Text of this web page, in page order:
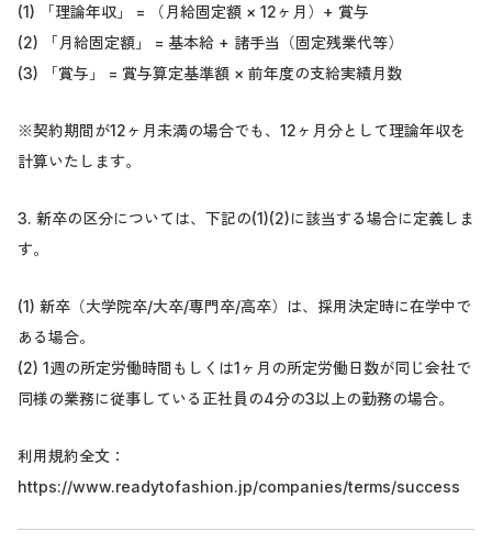
(1) 「理論年収」 = （月給固定額 × 12ヶ月）+ 賞与
(2) 「月給固定額」 = 基本給 + 諸手当（固定残業代等）
(3) 「賞与」 = 賞与算定基準額 × 前年度の支給実績月数
※契約期間が12ヶ月未満の場合でも、12ヶ月分として理論年収を
計算いたします。
3. 新卒の区分については、下記の(1)(2)に該当する場合に定義しま
す。
(1) 新卒（大学院卒/大卒/専門卒/高卒）は、採用決定時に在学中で
ある場合。
(2) 1週の所定労働時間もしくは1ヶ月の所定労働日数が同じ会社で
同様の業務に従事している正社員の4分の3以上の勤務の場合。
利用規約全文：
https://www.readytofashion.jp/companies/terms/success